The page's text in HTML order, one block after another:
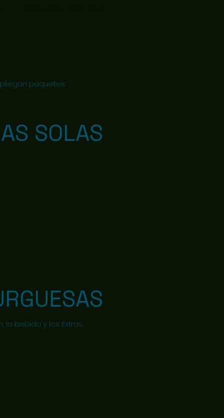
paquetes.
SOLAS
bebida y los Extras.